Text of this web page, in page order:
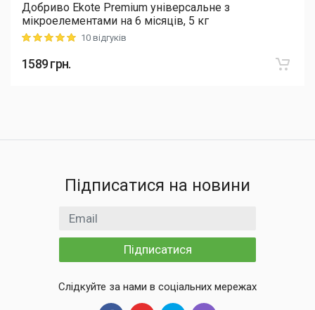
Добриво Еkote Premium універсальне з
мікроелементами на 6 місяців, 5 кг
Rating: 5 out of 510 відгуків
1589грн.
Підписатися на новини
Email
Підписатися
Слідкуйте за нами в соціальних мережах